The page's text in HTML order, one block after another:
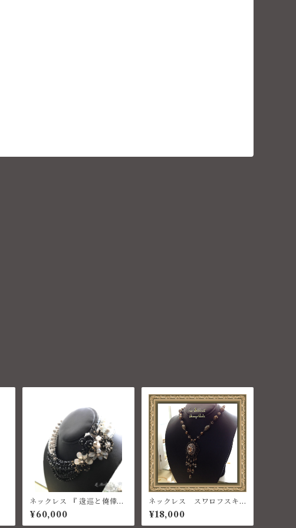
ネックレス 『 逡巡と僥倖の
はざま 』コスチュームジュ
エリー スワロフスキー
¥60,000
ネックレス スワロフスキ
ー
¥18,000